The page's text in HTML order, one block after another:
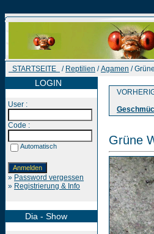
STARTSEITE / Reptilien /Agamen /
LOGIN
User :
Code :
Automatisch
» Password vergessen
» Registrierung & Info
Dia - Show
Grüne